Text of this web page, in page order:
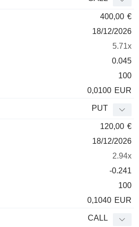
400,00 €
18/12/2026
5.71x
0.045
100
0,0100 EUR
PUT
120,00 €
18/12/2026
2.94x
-0.241
100
0,1040 EUR
CALL